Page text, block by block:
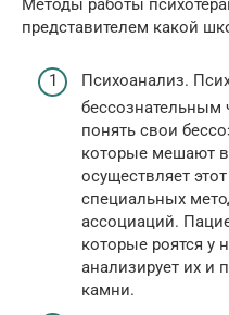
Методы работы
представителем какой
Психоанализ.
бессознательным
понять свои
которые мешают
осуществляет
специальных
ассоциаций.
которые роятся у
анализирует их и
камни.